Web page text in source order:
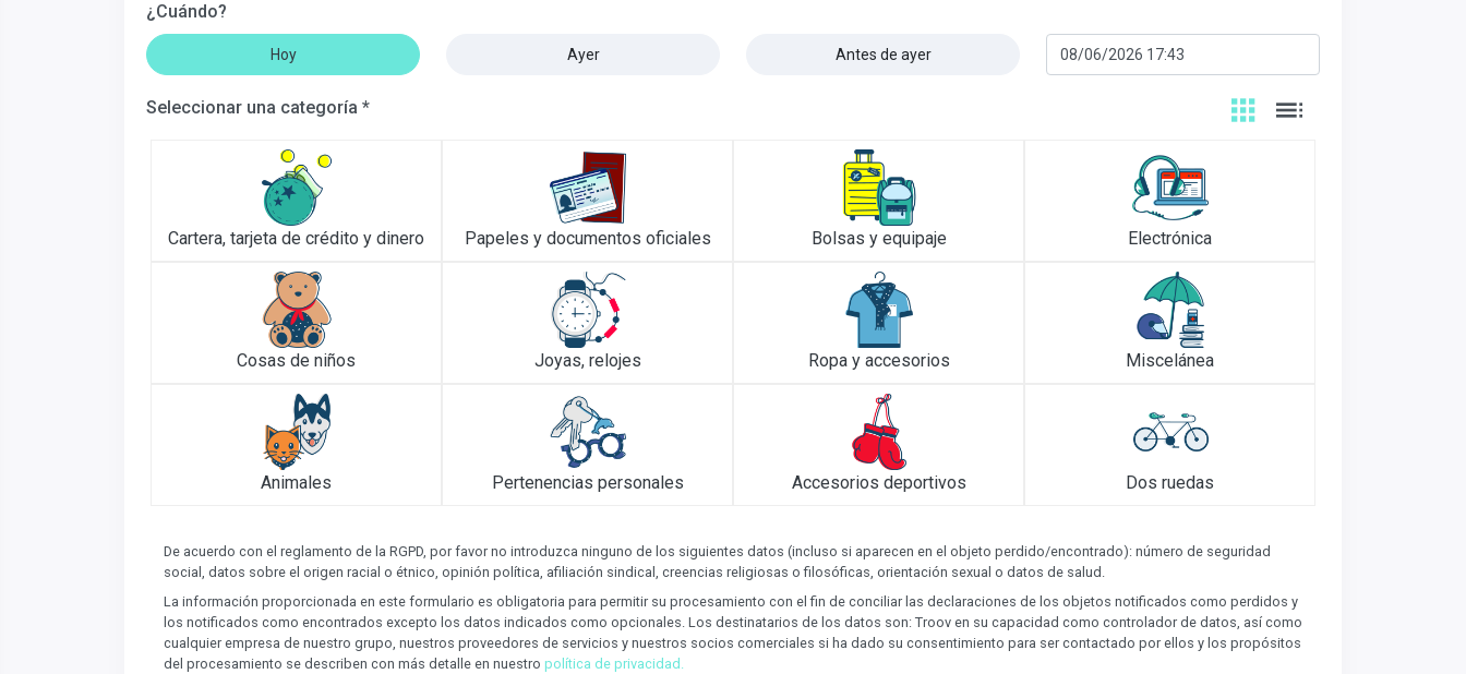
¿Cuándo?
Hoy Ayer Antes de ayer
Seleccionar una categoría *
Cartera, tarjeta de crédito y dinero Papeles y documentos oficiales Bolsas y equipaje Electrónica
Cosas de niños Joyas, relojes Ropa y accesorios Miscelánea
Animales Pertenencias personales Accesorios deportivos Dos ruedas
De acuerdo con el reglamento de la RGPD, por favor no introduzca ninguno de los siguientes datos (incluso si aparecen en el objeto perdido/encontrado): número de seguridad
social, datos sobre el origen racial o étnico, opinión política, afiliación sindical, creencias religiosas o filosóficas, orientación sexual o datos de salud.
La información proporcionada en este formulario es obligatoria para permitir su procesamiento con el fin de conciliar las declaraciones de los objetos notificados como perdidos y
los notificados como encontrados excepto los datos indicados como opcionales. Los destinatarios de los datos son: Troov en su capacidad como controlador de datos, así como
cualquier empresa de nuestro grupo, nuestros proveedores de servicios y nuestros socios comerciales si ha dado su consentimiento para ser contactado por ellos y los propósitos
del procesamiento se describen con más detalle en nuestro política de privacidad.